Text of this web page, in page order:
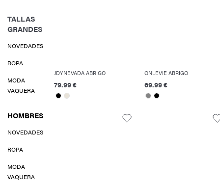
TALLAS
GRANDES
NOVEDADES
ROPA
MODA
VAQUERA
HOMBRES
NOVEDADES
ROPA
MODA
VAQUERA
JDYNEVADA ABRIGO
79.99 €
ONLEVIE ABRIGO
69.99 €